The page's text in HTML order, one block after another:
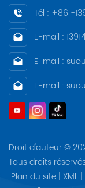
Tél : +86 -
E-mail :
E-mail :
E-mail :
Droit d'auteur ©
Tous droits
Plan du site | XML |